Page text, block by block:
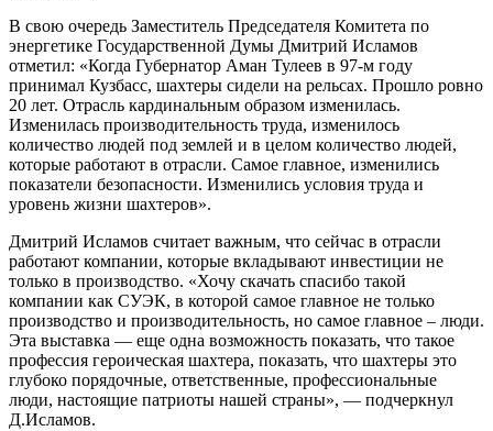
В свою очередь Заместитель Председателя Комитета по
энергетике Государственной Думы Дмитрий Исламов
отметил: «Когда Губернатор Аман Тулеев в 97-м году
принимал Кузбасс, шахтеры сидели на рельсах. Прошло ровно
20 лет. Отрасль кардинальным образом изменилась.
Изменилась производительность труда, изменилось
количество людей под землей и в целом количество людей,
которые работают в отрасли. Самое главное, изменились
показатели безопасности. Изменились условия труда и
уровень жизни шахтеров».
Дмитрий Исламов считает важным, что сейчас в отрасли
работают компании, которые вкладывают инвестиции не
только в производство. «Хочу скачать спасибо такой
компании как СУЭК, в которой самое главное не только
производство и производительность, но самое главное – люди.
Эта выставка — еще одна возможность показать, что такое
профессия героическая шахтера, показать, что шахтеры это
глубоко порядочные, ответственные, профессиональные
люди, настоящие патриоты нашей страны», — подчеркнул
Д.Исламов.